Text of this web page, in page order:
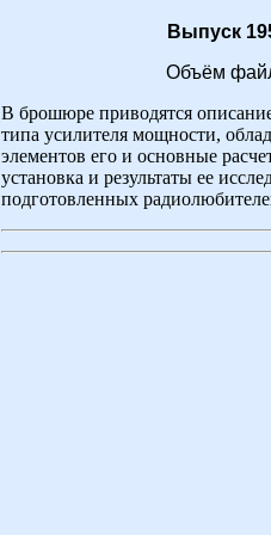
Выпуск
Объём
В брошюре приводятся
типа усилителя мощности,
элементов его и основные
установка и результаты ее
подготовленных